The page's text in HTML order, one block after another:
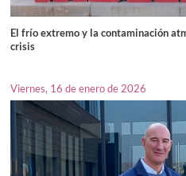
El frío extremo y la contaminación
crisis
Viernes, 16 de enero de 2026